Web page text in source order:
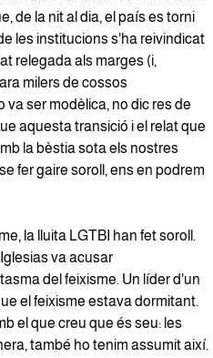
de la nit al dia, el país es torni
les institucions s'ha reivindicat
relegada als marges (i,
milers de cossos
ser modèlica, no dic res de
aquesta transició i el relat que
la bèstia sota els nostres
fer gaire soroll, ens en podrem
la lluita LGTBI han fet soroll.
va acusar
del feixisme. Un líder d'un
el feixisme estava dormitant.
el que creu que és seu: les
també ho tenim assumit així.